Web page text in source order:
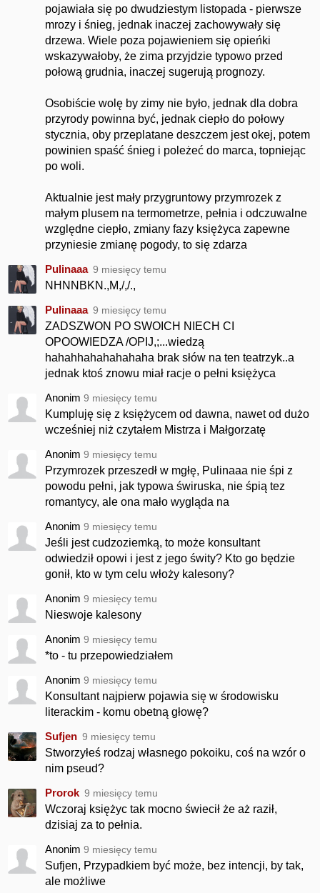
pojawiała się po dwudziestym listopada - pierwsze
mrozy i śnieg, jednak inaczej zachowywały się
drzewa. Wiele poza pojawieniem się opieńki
wskazywałoby, że zima przyjdzie typowo przed
połową grudnia, inaczej sugerują prognozy.
Osobiście wolę by zimy nie było, jednak dla dobra
przyrody powinna być, jednak ciepło do połowy
stycznia, oby przeplatane deszczem jest okej, potem
powinien spaść śnieg i poleżeć do marca, topniejąc
po woli.
Aktualnie jest mały przygruntowy przymrozek z
małym plusem na termometrze, pełnia i odczuwalne
względne ciepło, zmiany fazy księżyca zapewne
przyniesie zmianę pogody, to się zdarza
Pulinaaa 9 miesięcy temu
NHNNBKN.,M,/,/.,
Pulinaaa 9 miesięcy temu
ZADSZWON PO SWOICH NIECH CI
OPOOWIEDZA /OPIJ,;...wiedzą
hahahhahahahahaha brak słów na ten teatrzyk..a
jednak ktoś znowu miał racje o pełni księżyca
Anonim 9 miesięcy temu
Kumpluję się z księżycem od dawna, nawet od dużo
wcześniej niż czytałem Mistrza i Małgorzatę
Anonim 9 miesięcy temu
Przymrozek przeszedł w mgłę, Pulinaaa nie śpi z
powodu pełni, jak typowa świruska, nie śpią tez
romantycy, ale ona mało wygląda na
Anonim 9 miesięcy temu
Jeśli jest cudzoziemką, to może konsultant
odwiedził opowi i jest z jego świty? Kto go będzie
gonił, kto w tym celu włoży kalesony?
Anonim 9 miesięcy temu
Nieswoje kalesony
Anonim 9 miesięcy temu
*to - tu przepowiedziałem
Anonim 9 miesięcy temu
Konsultant najpierw pojawia się w środowisku
literackim - komu obetną głowę?
Sufjen 9 miesięcy temu
Stworzyłeś rodzaj własnego pokoiku, coś na wzór o
nim pseud?
Prorok 9 miesięcy temu
Wczoraj księżyc tak mocno świecił że aż raził,
dzisiaj za to pełnia.
Anonim 9 miesięcy temu
Sufjen, Przypadkiem być może, bez intencji, by tak,
ale możliwe